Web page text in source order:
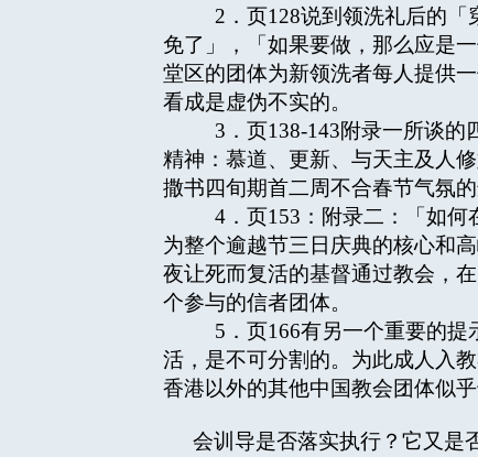
2．页128说到领洗礼后的「
免了」，「如果要做，那么应是
堂区的团体为新领洗者每人提供
看成是虚伪不实的。
3．页138-143附录一所谈的
精神：慕道、更新、与天主及人
撒书四旬期首二周不合春节气氛
4．页153：附录二：「如何
为整个逾越节三日庆典的核心和
夜让死而复活的基督通过教会，
个参与的信者团体。
5．页166有另一个重要的提
活，是不可分割的。为此成人入
香港以外的其他中国教会团体似
会训导是否落实执行？它又是